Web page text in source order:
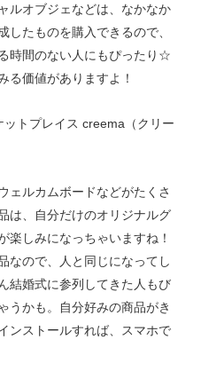
ルオブジェなどは、なかなか
したものを購入できるので、
時間のない人にもぴったり☆
る価値がありますよ！
トプレイス creema（クリー
ェルカムボードなどがたくさ
は、自分だけのオリジナルグ
楽しみになっちゃいますね！
なので、人と同じになってし
結婚式に参列してきた人もび
うかも。自分好みの商品がき
ンストールすれば、スマホで